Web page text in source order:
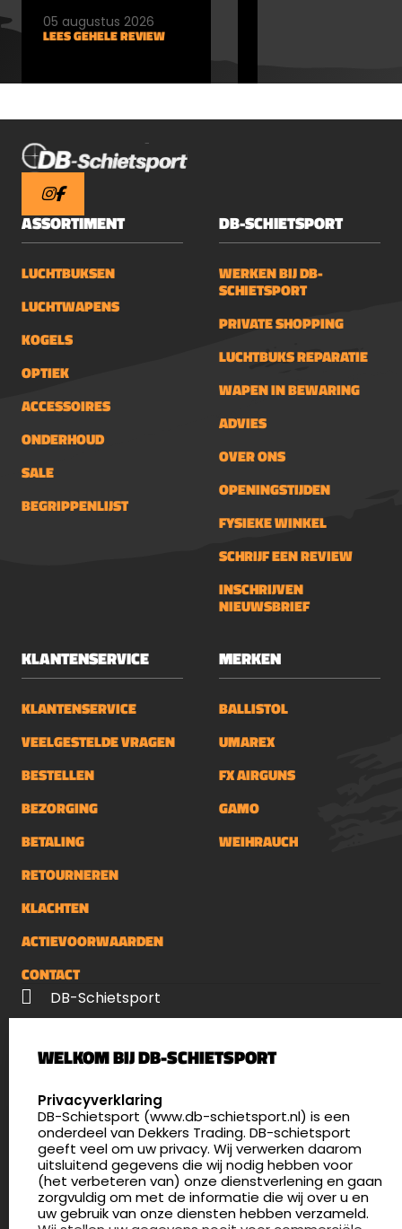
LEES GEHELE REVIEW
05 augustus 2026
ASSORTIMENT
LUCHTBUKSEN
LUCHTWAPENS
KOGELS
OPTIEK
ACCESSOIRES
ONDERHOUD
SALE
BEGRIPPENLIJST
DB-SCHIETSPORT
WERKEN BIJ DB-
SCHIETSPORT
PRIVATE SHOPPING
LUCHTBUKS REPARATIE
WAPEN IN BEWARING
ADVIES
OVER ONS
OPENINGSTIJDEN
FYSIEKE WINKEL
SCHRIJF EEN REVIEW
INSCHRIJVEN
NIEUWSBRIEF
KLANTENSERVICE
KLANTENSERVICE
VEELGESTELDE VRAGEN
BESTELLEN
BEZORGING
BETALING
RETOURNEREN
KLACHTEN
ACTIEVOORWAARDEN
CONTACT
MERKEN
BALLISTOL
UMAREX
FX AIRGUNS
GAMO
WEIHRAUCH
DB-Schietsport
5411 LX Zeeland
4.8
175 beoordelingen
info@db-schietsport.nl
Openingstijden
Dinsdag en donderdag: 13:00 - 17:00 én 18:00 - 21:00
WELKOM BIJ DB-SCHIETSPORT
SELECT LANGUAGE
Privacyverklaring
DB-Schietsport (www.db-schietsport.nl) is een
onderdeel van Dekkers Trading. DB-schietsport
geeft veel om uw privacy. Wij verwerken daarom
uitsluitend gegevens die wij nodig hebben voor
(het verbeteren van) onze dienstverlening en gaan
zorgvuldig om met de informatie die wij over u en
uw gebruik van onze diensten hebben verzameld.